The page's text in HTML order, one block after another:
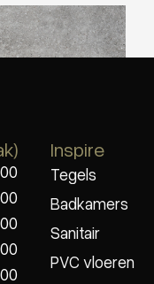
Inspire
Tegels
Badkamers
Sanitair
PVC vloeren